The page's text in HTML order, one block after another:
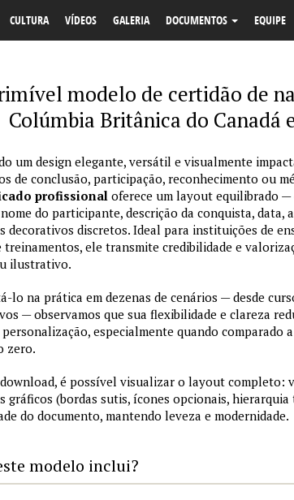
CULTURA VÍDEOS GALERIA DOCUMENTOS EQUIPE
modelo de certidão de
Colúmbia Britânica do Canadá
um design elegante, versátil e visualmente
de conclusão, participação, reconhecimento ou
profissionaloferece um layout equilibrado —
do participante, descrição da conquista, data,
decorativos discretos. Ideal para instituições de
treinamentos, ele transmite credibilidade e
ilustrativo.
lo na prática em dezenas de cenários — desde
— observamos que sua flexibilidade e clareza
especialmente quando comparado
zero.
é possível visualizar o layout completo:
gráficos (bordas sutis, ícones opcionais,
do documento, mantendo leveza e modernidade.
modelo inclui?